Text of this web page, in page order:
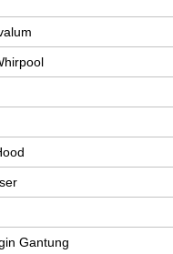
Gantung